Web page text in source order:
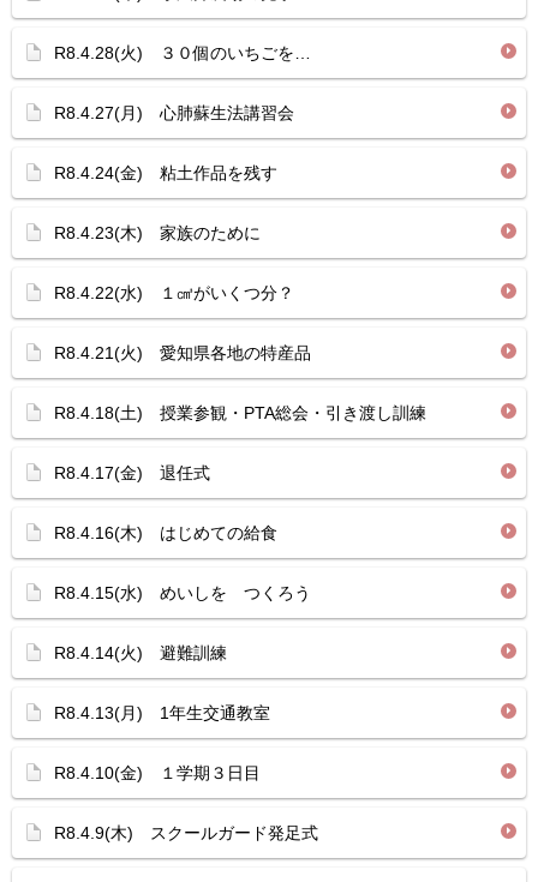
R8.4.28(火) ３０個のいちごを…
R8.4.27(月) 心肺蘇生法講習会
R8.4.24(金) 粘土作品を残す
R8.4.23(木) 家族のために
R8.4.22(水) １㎤がいくつ分？
R8.4.21(火) 愛知県各地の特産品
R8.4.18(土) 授業参観・PTA総会・引き渡し訓練
R8.4.17(金) 退任式
R8.4.16(木) はじめての給食
R8.4.15(水) めいしを つくろう
R8.4.14(火) 避難訓練
R8.4.13(月) 1年生交通教室
R8.4.10(金) １学期３日目
R8.4.9(木) スクールガード発足式